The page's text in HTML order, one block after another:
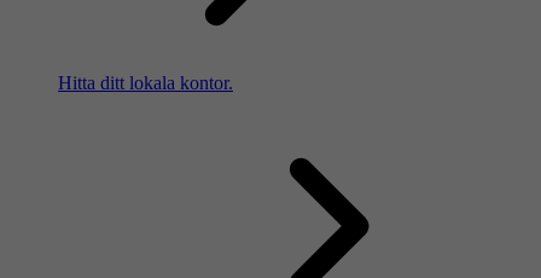
Hitta ditt lokala kontor.